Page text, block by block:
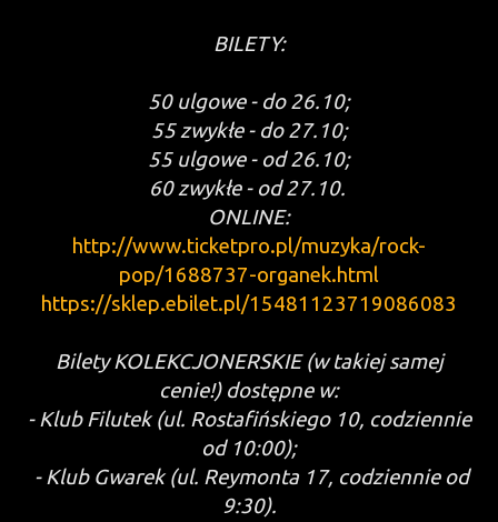
BILETY:
50 ulgowe - do 26.10;
55 zwykłe - do 27.10;
55 ulgowe - od 26.10;
60 zwykłe - od 27.10.
ONLINE:
http://www.ticketpro.pl/muzyka/rock-
pop/1688737-organek.html
https://sklep.ebilet.pl/15481123719086083
Bilety KOLEKCJONERSKIE (w takiej samej
cenie!) dostępne w:
- Klub Filutek (ul. Rostafińskiego 10, codziennie
od 10:00);
- Klub Gwarek (ul. Reymonta 17, codziennie od
9:30).